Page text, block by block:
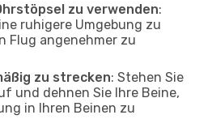
zu verwenden:
ruhigere Umgebung zu
Flug angenehmer zu
zu strecken: Stehen Sie
und dehnen Sie Ihre Beine,
in Ihren Beinen zu